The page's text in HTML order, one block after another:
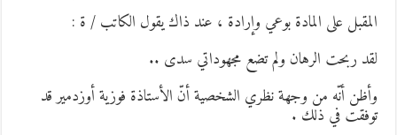
على المادة بوعي وإرادة ، عند ذاك يقول الكاتب / ة :
ربحت الرهان ولم تضع مجهوداتي سدى ..
أنّه من وجهة نظري الشخصية أنّ الأستاذة فوزية أوزدمير قد
في ذلك .